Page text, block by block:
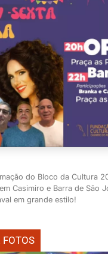
do Bloco da Cultura
Casimiro e Barra de São
em grande estilo!
FOTOS